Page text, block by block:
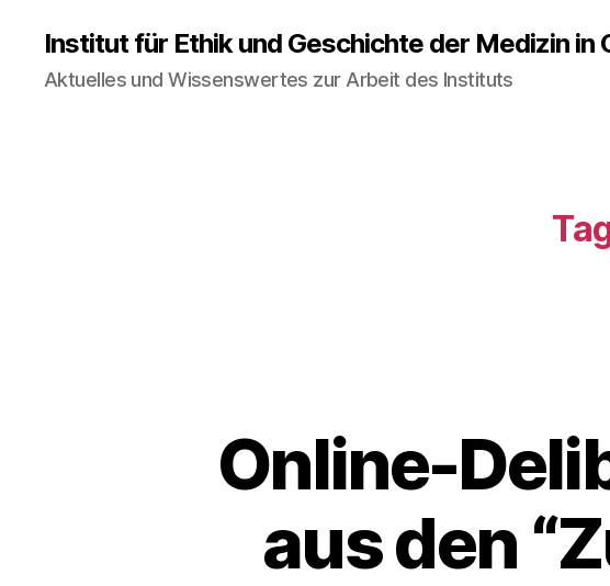
Institut für Ethik und Geschichte der Medizin in
Aktuelles und Wissenswertes zur Arbeit des Instituts
Online-
aus den